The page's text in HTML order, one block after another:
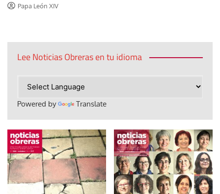
Papa León XIV
Lee Noticias Obreras en tu idioma
Powered by Translate